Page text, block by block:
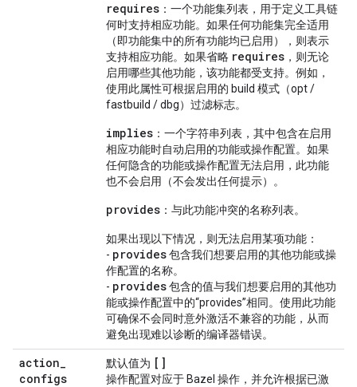
requires ：一个功能集列表，用于定义工具链
何时支持相应功能。如果任何功能集完全适用
（即功能集中的所有功能均已启用），则表示
支持相应功能。如果省略 requires ，则无论
启用哪些其他功能，该功能都受支持。例如，
使用此属性可根据启用的 build 模式（opt /
fastbuild / dbg）过滤标志。
implies ：一个字符串列表，其中包含在启用
相应功能时自动启用的功能或操作配置。如果
任何隐含的功能或操作配置无法启用，此功能
也不会启用（不会发出任何提示）。
provides ：与此功能冲突的名称列表。
如果出现以下情况，则无法启用某项功能：
- provides包含我们想要启用的其他功能或操
作配置的名称。
- provides包含的值与我们想要启用的其他功
能或操作配置中的“provides”相同。使用此功能
可确保不会同时意外激活不兼容的功能，从而
避免出现难以诊断的编译器错误。
action_
configs
默认值为 []
操作配置对应于 Bazel 操作，并允许根据已激